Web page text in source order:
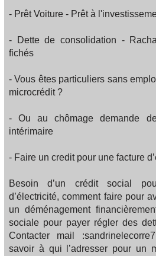
- Prêt Voiture - Prêt à
- Dette de consolidation -
fichés
- Vous êtes particuliers sans
microcrédit ?
- Ou au chômage demande
intérimaire
- Faire un credit pour une facture
Besoin d’un crédit social
d’électricité, comment faire pour
un déménagement
sociale pour payer régler des
Contacter mail
savoir à qui l’adresser pour un